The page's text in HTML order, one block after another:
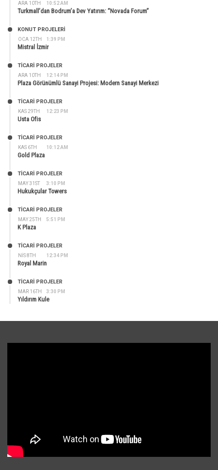
ARA 10TH 10:52 AM
Turkmall’dan Bodrum’a Dev Yatırım: “Novada Forum”
OCA 12TH 1:39 PM
KONUT PROJELERI
Mistral İzmir
ARA 10TH 12:14 PM
TİCARİ PROJELER
Plaza Görünümlü Sanayi Projesi: Modern Sanayi Merkezi
KAS 29TH 12:23 PM
TİCARİ PROJELER
Usta Ofis
KAS 6TH 10:12 AM
TİCARİ PROJELER
Gold Plaza
MAY 31ST 3:10 PM
TİCARİ PROJELER
Hukukçular Towers
MAY 25TH 5:51 PM
TİCARİ PROJELER
K Plaza
NIS 8TH 12:34 PM
TİCARİ PROJELER
Royal Marin
MAR 16TH 3:30 PM
TİCARİ PROJELER
Yıldırım Kule